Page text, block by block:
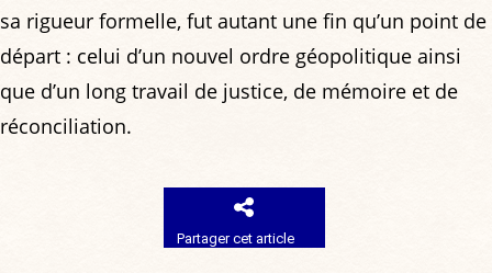
sa rigueur formelle, fut autant une fin qu’un point de
départ : celui d’un nouvel ordre géopolitique ainsi
que d’un long travail de justice, de mémoire et de
réconciliation.
Partager cet article